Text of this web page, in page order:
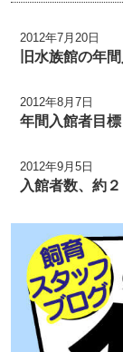
2012年7月20日
旧水族館の年
2012年8月7日
年間入館者目
2012年9月5日
入館者数、約